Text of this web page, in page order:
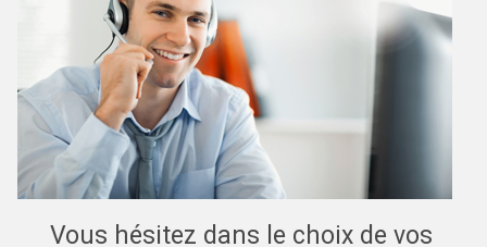
Vous hésitez dans le choix de vos